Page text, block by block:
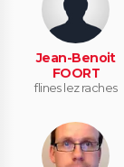
Jean-Benoit
FOORT
flines lez raches